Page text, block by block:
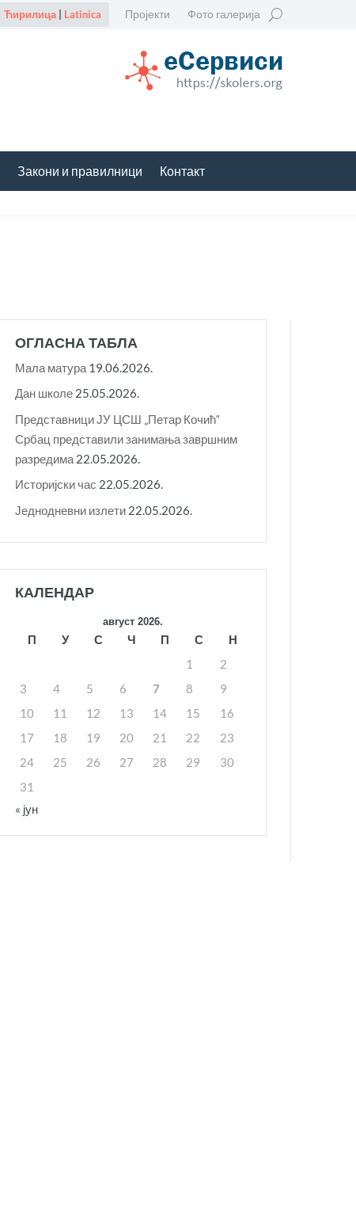
Пројекти Фото галерија
Ћирилица| Latinica
Закони и правилници Контакт
ОГЛАСНА ТАБЛА
Мала матура 19.06.2026.
Дан школе 25.05.2026.
Представници ЈУ ЦСШ „Петар Кочић“
Србац представили занимања завршним
разредима 22.05.2026.
Историјски час 22.05.2026.
Једнодневни излети 22.05.2026.
КАЛЕНДАР
август 2026.
П У С Ч П С
Н
1
2
3
4 5 6 7 8
9
10
11 12 13 14 15
16
17
18 19 20 21 22
23
24
25 26 27 28 29
30
31
« јун